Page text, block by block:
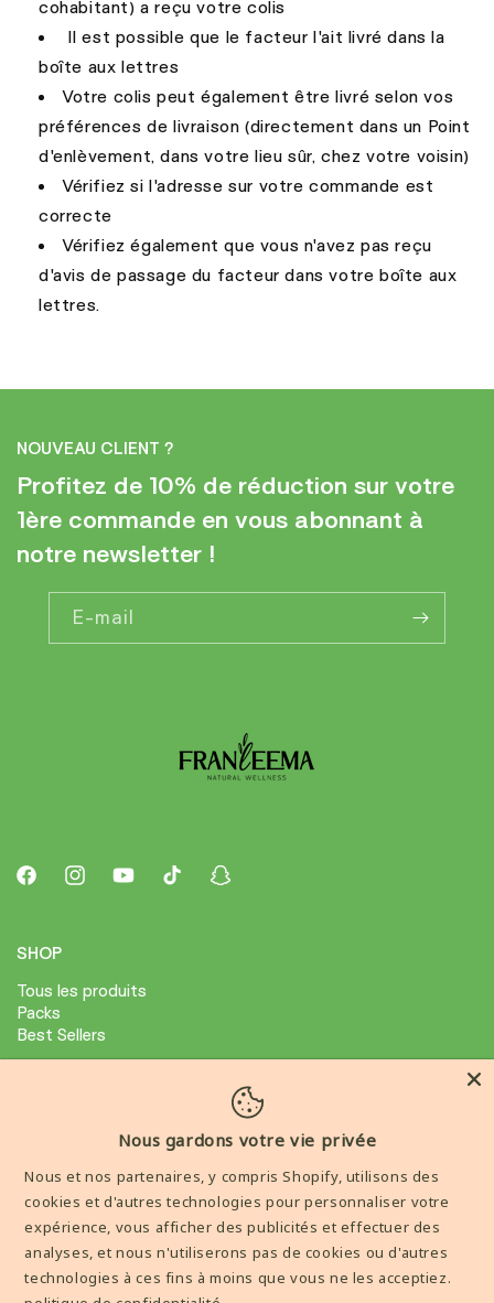
cohabitant) a reçu votre colis
Il est possible que le facteur l'ait livré dans la
boîte aux lettres
Votre colis peut également être livré selon vos
préférences de livraison (directement dans un Point
d'enlèvement, dans votre lieu sûr, chez votre voisin)
Vérifiez si l'adresse sur votre commande est
correcte
Vérifiez également que vous n'avez pas reçu
d'avis de passage du facteur dans votre boîte aux
lettres.
NOUVEAU CLIENT ?
Profitez de 10% de réduction sur votre
1ère commande en vous abonnant à
notre newsletter !
E-mail
FacebookInstagramYouTubeTikTok Snapchat
SHOP
Tous les produits
Packs
Best Sellers
Mention legale
AIDE
Livraisons et Retours
Nous gardons votre vie privée
Nous et nos partenaires, y compris Shopify, utilisons des
cookies et d'autres technologies pour personnaliser votre
expérience, vous afficher des publicités et effectuer des
analyses, et nous n'utiliserons pas de cookies ou d'autres
technologies à ces fins à moins que vous ne les acceptiez.